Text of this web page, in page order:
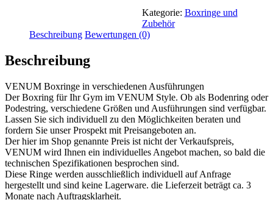
Kategorie: Boxringe und
Zubehör
Beschreibung Bewertungen (0)
Beschreibung
VENUM Boxringe in verschiedenen Ausführungen
Der Boxring für Ihr Gym im VENUM Style. Ob als Bodenring oder
Podestring, verschiedene Größen und Ausführungen sind verfügbar.
Lassen Sie sich individuell zu den Möglichkeiten beraten und
fordern Sie unser Prospekt mit Preisangeboten an.
Der hier im Shop genannte Preis ist nicht der Verkaufspreis,
VENUM wird Ihnen ein individuelles Angebot machen, so bald die
technischen Spezifikationen besprochen sind.
Diese Ringe werden ausschließlich individuell auf Anfrage
hergestellt und sind keine Lagerware. die Lieferzeit beträgt ca. 3
Monate nach Auftragsklarheit.